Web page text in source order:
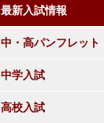
最新入試情報
中・高パンフレット
中学入試
高校入試